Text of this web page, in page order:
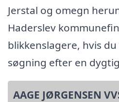
Jerstal og omegn
Haderslev
blikkenslagere, hvis
søgning efter en
AAGE JØRGENSEN